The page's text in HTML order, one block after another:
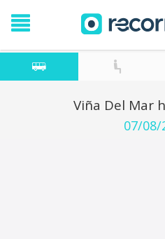
Viña Del Mar
07/08/